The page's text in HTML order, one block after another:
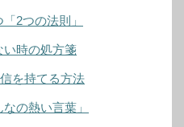
2つの法則」
い時の処方箋
を持てる方法
の熱い言葉」